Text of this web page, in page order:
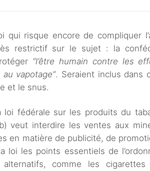
qui risque encore de compliquer
restrictif sur le sujet : la
“l’être humain contre les
vapotage”. Seraient inclus dans
et le snus.
loi fédérale sur les produits du
veut interdire les ventes aux
en matière de publicité, de
loi les points essentiels de
comme les cigarettes